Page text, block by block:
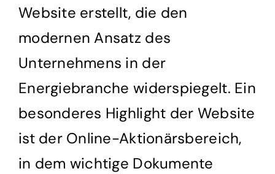
Website erstellt, die den
modernen Ansatz des
Unternehmens in der
Energiebranche widerspiegelt. Ein
besonderes Highlight der Website
ist der Online-Aktionärsbereich,
in dem wichtige Dokumente